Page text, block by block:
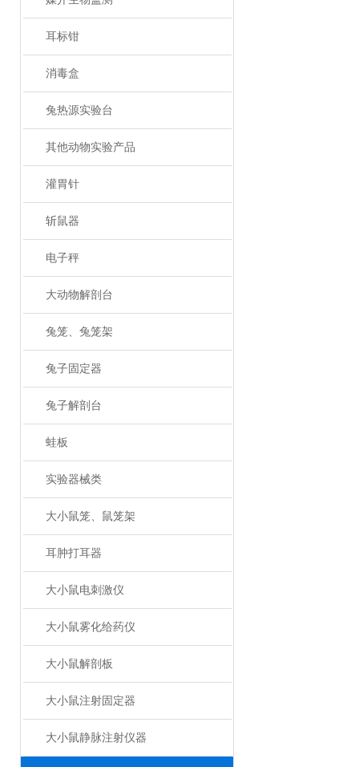
耳标钳
消毒盒
兔热源实验台
其他动物实验产品
灌胃针
斩鼠器
电子秤
大动物解剖台
兔笼、兔笼架
兔子固定器
兔子解剖台
蛙板
实验器械类
大小鼠笼、鼠笼架
耳肿打耳器
大小鼠电刺激仪
大小鼠雾化给药仪
大小鼠解剖板
大小鼠注射固定器
大小鼠静脉注射仪器